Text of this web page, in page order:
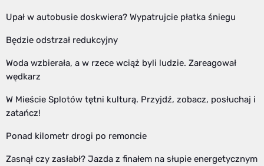
Upał w autobusie doskwiera? Wypatrujcie płatka śniegu
Będzie odstrzał redukcyjny
Woda wzbierała, a w rzece wciąż byli ludzie. Zareagował
wędkarz
W Mieście Splotów tętni kulturą. Przyjdź, zobacz, posłuchaj i
zatańcz!
Ponad kilometr drogi po remoncie
Zasnął czy zasłabł? Jazda z finałem na słupie energetycznym